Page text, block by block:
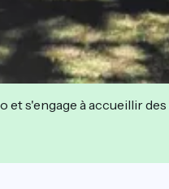
et s'engage à accueillir